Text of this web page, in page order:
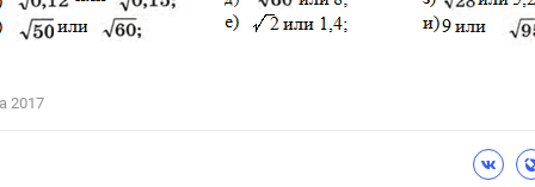
Цветков Л. А.
2017